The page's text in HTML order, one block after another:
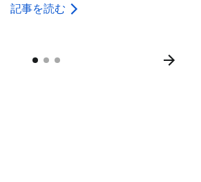
記事を読む